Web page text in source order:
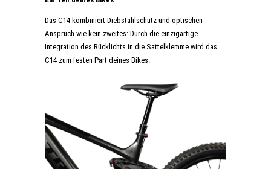
Das C14 kombiniert Diebstahlschutz und optischen
Anspruch wie kein zweites: Durch die einzigartige
Integration des Rücklichts in die Sattelklemme wird das
C14 zum festen Part deines Bikes.